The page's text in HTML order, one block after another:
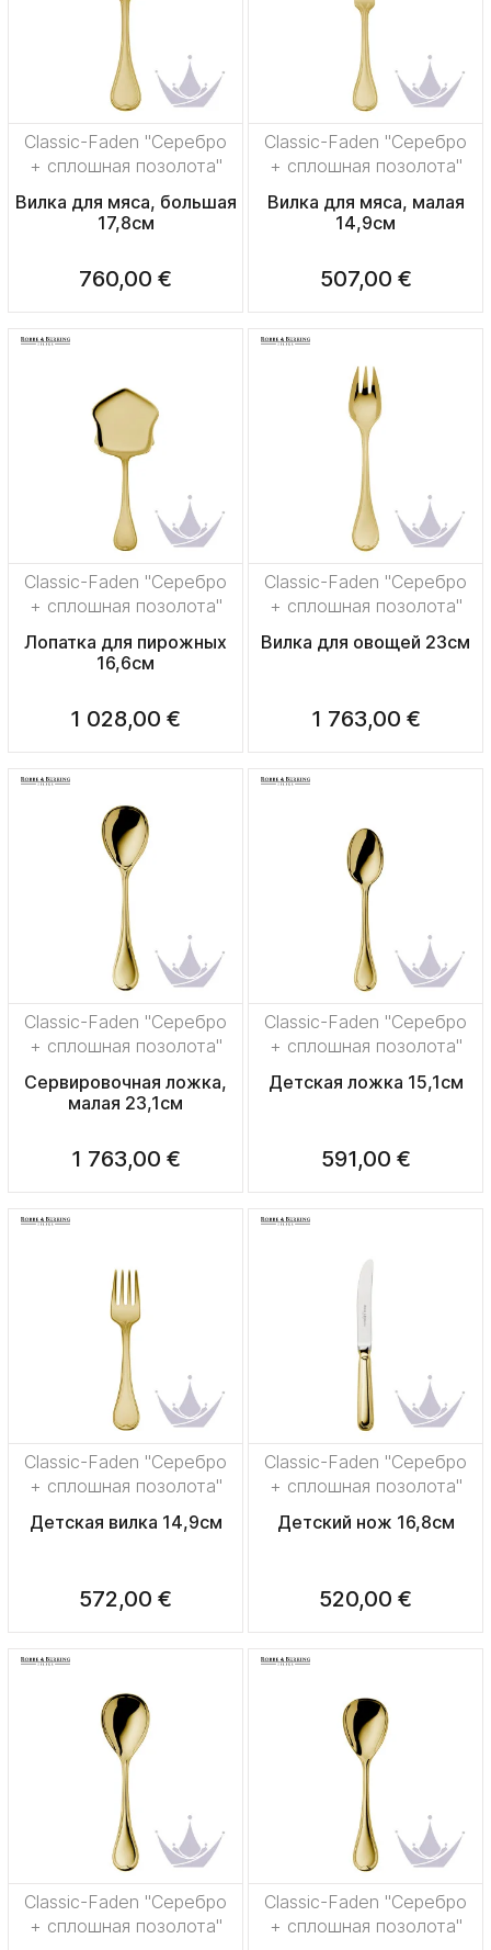
Classic-Faden "Серебро
+ сплошная позолота"
Вилка для мяса, большая
17,8см
760,00 €
Classic-Faden "Серебро
+ сплошная позолота"
Вилка для мяса, малая
14,9см
507,00 €
Classic-Faden "Серебро
+ сплошная позолота"
Лопатка для пирожных
16,6см
1 028,00 €
Classic-Faden "Серебро
+ сплошная позолота"
Вилка для овощей 23см
1 763,00 €
Classic-Faden "Серебро
+ сплошная позолота"
Сервировочная ложка,
малая 23,1см
1 763,00 €
Classic-Faden "Серебро
+ сплошная позолота"
Детская ложка 15,1см
591,00 €
Classic-Faden "Серебро
+ сплошная позолота"
Детская вилка 14,9см
572,00 €
Classic-Faden "Серебро
+ сплошная позолота"
Детский нож 16,8см
520,00 €
Classic-Faden "Серебро
+ сплошная позолота"
Classic-Faden "Серебро
+ сплошная позолота"